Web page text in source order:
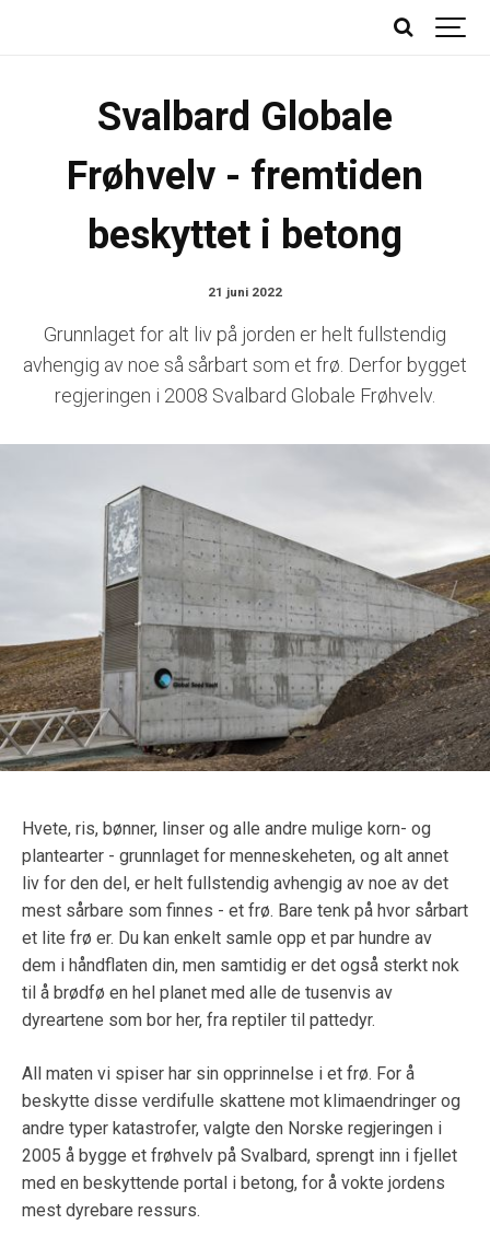
Svalbard Globale
Frøhvelv - fremtiden
beskyttet i betong
21 juni 2022
Grunnlaget for alt liv på jorden er helt fullstendig
avhengig av noe så sårbart som et frø. Derfor bygget
regjeringen i 2008 Svalbard Globale Frøhvelv.
Hvete, ris, bønner, linser og alle andre mulige korn- og
plantearter - grunnlaget for menneskeheten, og alt annet
liv for den del, er helt fullstendig avhengig av noe av det
mest sårbare som finnes - et frø. Bare tenk på hvor sårbart
et lite frø er. Du kan enkelt samle opp et par hundre av
dem i håndflaten din, men samtidig er det også sterkt nok
til å brødfø en hel planet med alle de tusenvis av
dyreartene som bor her, fra reptiler til pattedyr.
All maten vi spiser har sin opprinnelse i et frø. For å
beskytte disse verdifulle skattene mot klimaendringer og
andre typer katastrofer, valgte den Norske regjeringen i
2005 å bygge et frøhvelv på Svalbard, sprengt inn i fjellet
med en beskyttende portal i betong, for å vokte jordens
mest dyrebare ressurs.